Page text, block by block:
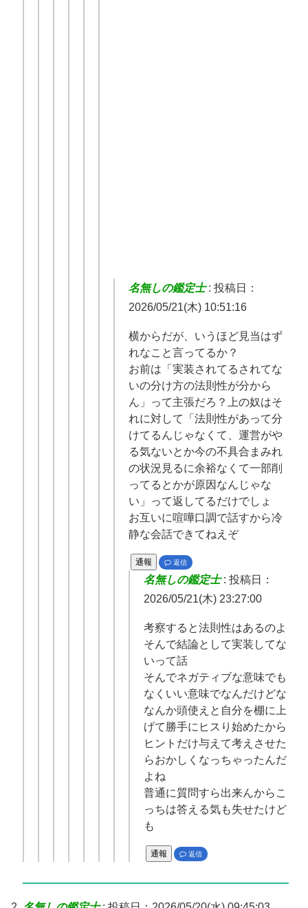
名無しの鑑定士: 投稿日：
2026/05/21(木) 10:51:16
横からだが、いうほど見当はず
れなこと言ってるか？
お前は「実装されてるされてな
いの分け方の法則性が分から
ん」って主張だろ？上の奴はそ
れに対して「法則性があって分
けてるんじゃなくて、運営がや
る気ないとか今の不具合まみれ
の状況見るに余裕なくて一部削
ってるとかが原因なんじゃな
い」って返してるだけでしょ
お互いに喧嘩口調で話すから冷
静な会話できてねえぞ
通報 返信
名無しの鑑定士: 投稿日：
2026/05/21(木) 23:27:00
考察すると法則性はあるのよ
そんで結論として実装してな
いって話
そんでネガティブな意味でも
なくいい意味でなんだけどな
なんか頭使えと自分を棚に上
げて勝手にヒスり始めたから
ヒントだけ与えて考えさせた
らおかしくなっちゃったんだ
よね
普通に質問すら出来んからこ
っちは答える気も失せたけど
も
通報 返信